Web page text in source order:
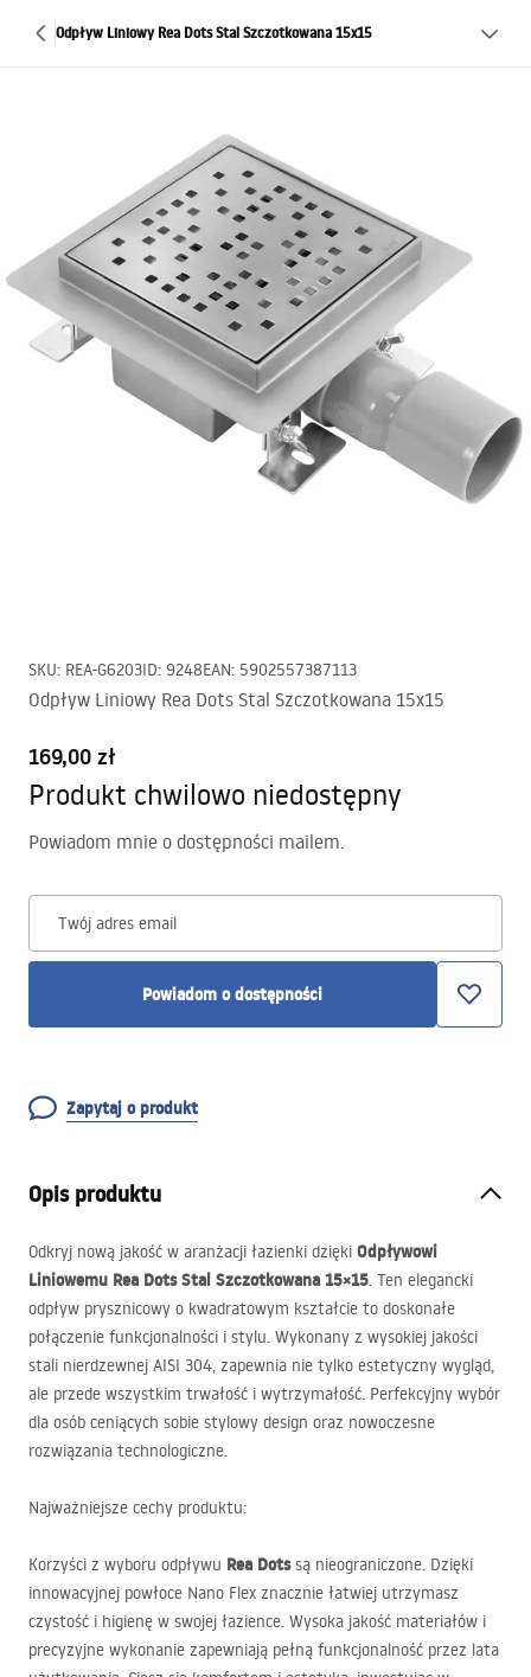
Odpływ Liniowy Rea Dots Stal Szczotkowana 15x15
SKU: REA-G6203ID: 9248EAN: 5902557387113
Odpływ Liniowy Rea Dots Stal Szczotkowana 15x15
169,00 zł
Produkt chwilowo niedostępny
Powiadom mnie o dostępności mailem.
Twój adres email
Powiadom o dostępności
Zapytaj o produkt
Opis produktu
Odkryj nową jakość w aranżacji łazienki dzięki Odpływowi
Liniowemu Rea Dots Stal Szczotkowana 15×15. Ten elegancki
odpływ prysznicowy o kwadratowym kształcie to doskonałe
połączenie funkcjonalności i stylu. Wykonany z wysokiej jakości
stali nierdzewnej AISI 304, zapewnia nie tylko estetyczny wygląd,
ale przede wszystkim trwałość i wytrzymałość. Perfekcyjny wybór
dla osób ceniących sobie stylowy design oraz nowoczesne
rozwiązania technologiczne.
Najważniejsze cechy produktu:
Korzyści z wyboru odpływu Rea Dotssą nieograniczone. Dzięki
innowacyjnej powłoce Nano Flex znacznie łatwiej utrzymasz
czystość i higienę w swojej łazience. Wysoka jakość materiałów i
precyzyjne wykonanie zapewniają pełną funkcjonalność przez lata